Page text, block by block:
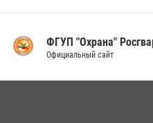
ФГУП "Охрана"
Официальный сайт